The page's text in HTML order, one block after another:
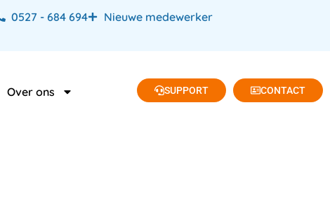
0527 - 684 694 Nieuwe medewerker
Over ons SUPPORT CONTACT